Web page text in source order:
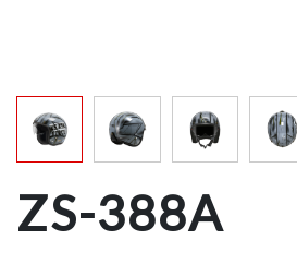
經銷據點
最新消息
ZS-388A